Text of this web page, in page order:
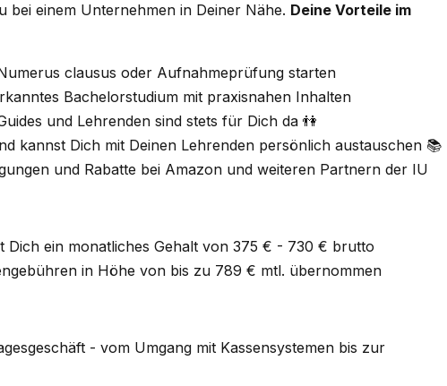
bei einem Unternehmen in Deiner Nähe. Deine Vorteile im
clausus oder Aufnahmeprüfung starten
Bachelorstudium mit praxisnahen Inhalten
und Lehrenden sind stets für Dich da 👫
kannst Dich mit Deinen Lehrenden persönlich austauschen 📚
und Rabatte bei Amazon und weiteren Partnern der IU
ein monatliches Gehalt von 375 € - 730 € brutto
in Höhe von bis zu 789 € mtl. übernommen
- vom Umgang mit Kassensystemen bis zur